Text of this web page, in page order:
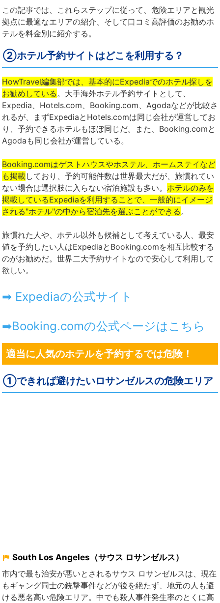
この記事では、これらステップに従って、危険エリアと観光
拠点に最適なエリアの紹介、そして口コミ高評価のお勧めホ
テルを料金別に紹介する。
②ホテル予約サイトはどこを利用する？
HowTravel編集部では、基本的にExpediaでのホテル探しを
お勧めしている。大手海外ホテル予約サイトとして、
Expedia、Hotels.com、Booking.com、Agodaなどが比較さ
れるが、まずExpediaとHotels.comは同じ会社が運営してお
り、予約できるホテルもほぼ同じだ。また、Booking.comと
Agodaも同じ会社が運営している。
Booking.comはゲストハウスやホステル、ホームステイなど
も掲載しており、予約可能件数は世界最大だが、旅慣れてい
ない場合は選択肢に入らない宿泊施設も多い。 ホテルのみを
掲載しているExpediaを利用することで、一般的にイメージ
される"ホテル"の中から宿泊先を選ぶことができる。
旅慣れた人や、ホテル以外も候補として考えている人、最安
値を予約したい人はExpediaとBooking.comを相互比較する
のがお勧めだ。世界二大予約サイトなので安心して利用して
欲しい。
➡ Expediaの公式サイト
➡Booking.comの公式ページはこちら
適当に人気のホテルを予約するでは危険！
①できれば避けたいロサンゼルスの危険エリア
South Los Angeles（サウス ロサンゼルス）
市内で最も治安が悪いとされるサウス ロサンゼルスは、現在
もギャング同士の銃撃事件などが後を絶たず、地元の人も避
ける悪名高い危険エリア。中でも殺人事件発生率のとくに高